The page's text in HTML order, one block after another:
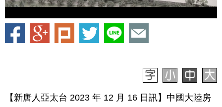
【新唐人亞太台 2023 年 12 月 16 日訊】中國大陸房